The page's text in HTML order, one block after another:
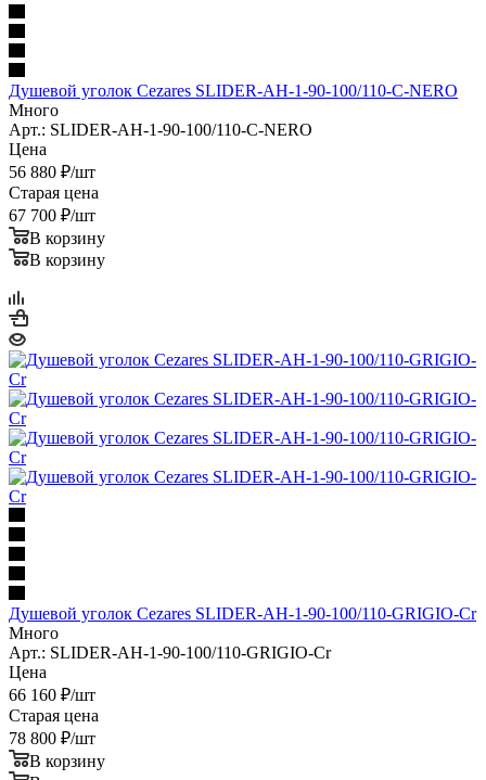
Душевой уголок Cezares SLIDER-AH-1-90-100/110-C-NERO
Много
Арт.: SLIDER-AH-1-90-100/110-C-NERO
Цена
56 880₽/шт
Старая цена
67 700
В корзину
Душевой уголок Cezares SLIDER-AH-1-90-100/110-GRIGIO-Cr
Много
Арт.: SLIDER-AH-1-90-100/110-GRIGIO-Cr
Цена